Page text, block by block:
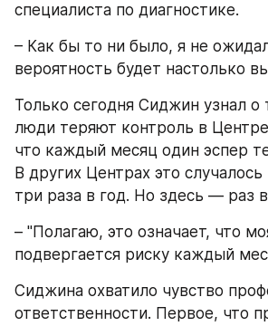
специалиста по диагностике.
– Как бы то ни было, я не
вероятность будет настолько
Только сегодня Сиджин узнал о
люди теряют контроль в
что каждый месяц один эспер
В других Центрах это
три раза в год. Но здесь — раз
– "Полагаю, это означает, что
подвергается риску каждый
Сиджина охватило чувство
ответственности. Первое, что